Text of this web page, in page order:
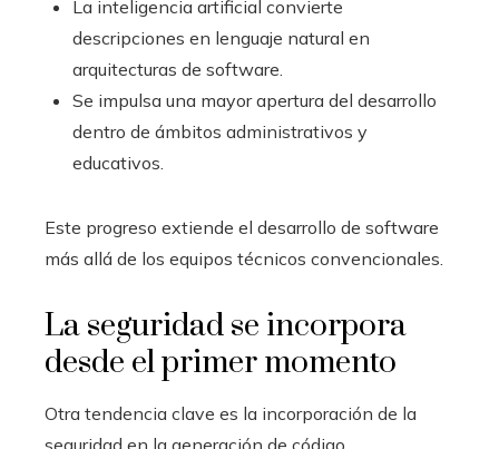
La inteligencia artificial convierte
descripciones en lenguaje natural en
arquitecturas de software.
Se impulsa una mayor apertura del desarrollo
dentro de ámbitos administrativos y
educativos.
Este progreso extiende el desarrollo de software
más allá de los equipos técnicos convencionales.
La seguridad se incorpora
desde el primer momento
Otra tendencia clave es la incorporación de la